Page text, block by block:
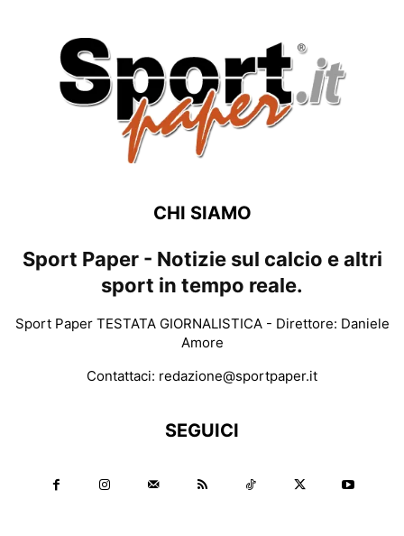
CHI SIAMO
Sport Paper - Notizie sul calcio e altri
sport in tempo reale.
Sport Paper TESTATA GIORNALISTICA - Direttore: Daniele
Amore
Contattaci: redazione@sportpaper.it
SEGUICI